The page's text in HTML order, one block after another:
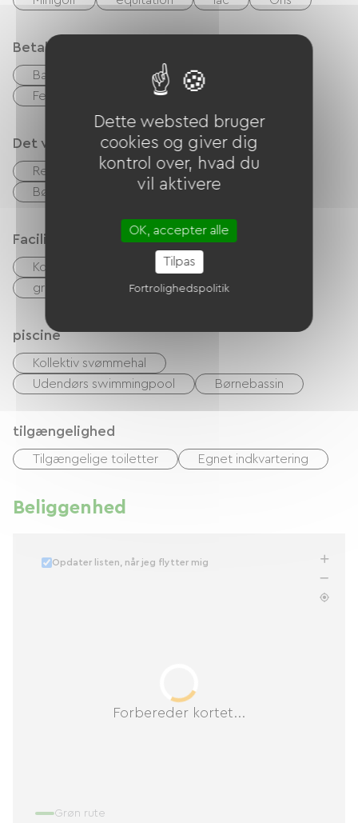
Betalingsmåder
Bank kort kontrol
Kontanter
Feriekuponer (ANCV)
Det vi er gode til
Restaurant Bar
Cykeludlejning
Børneklub
Faciliteter
Kollektiv vaskemaskine
gratis WIFI
piscine
Kollektiv svømmehal
Udendørs swimmingpool
Børnebassin
tilgængelighed
Tilgængelige toiletter Egnet indkvartering
Beliggenhed
Forbereder kortet...
Opdater listen, når jeg flytter mig
Grøn rute
Dette websted bruger
cookies og giver dig
kontrol over, hvad du
vil aktivere
OK, accepter alle
Tilpas
Fortrolighedspolitik